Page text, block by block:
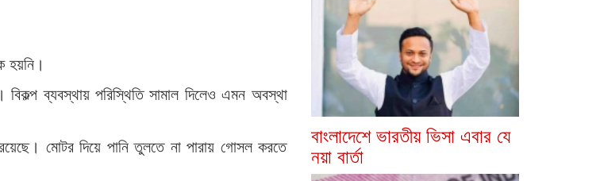
হয়নি।
বিকল্প ব্যবস্থায় পরিস্থিতি সামাল দিলেও এমন অবস্থা
মোটর দিয়ে পানি তুলতে না পারায় গোসল করতে
বাংলাদেশে ভারতীয় ভিসা এবার যে
নয়া বার্তা